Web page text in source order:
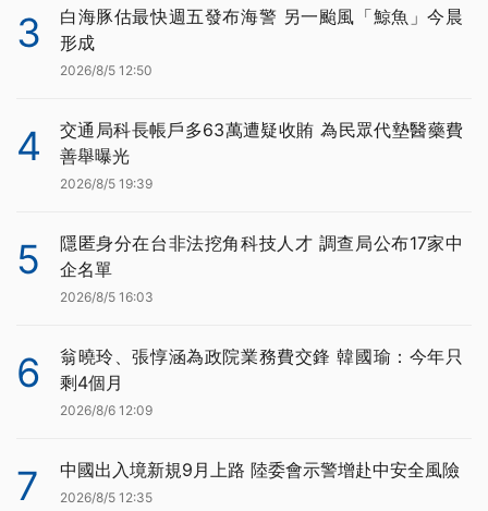
3
白海豚估最快週五發布海警 另一颱風「鯨魚」今晨
形成
2026/8/5 12:50
4
交通局科長帳戶多63萬遭疑收賄 為民眾代墊醫藥費
善舉曝光
2026/8/5 19:39
5
隱匿身分在台非法挖角科技人才 調查局公布17家中
企名單
2026/8/5 16:03
6
翁曉玲、張惇涵為政院業務費交鋒 韓國瑜：今年只
剩4個月
2026/8/6 12:09
7 中國出入境新規9月上路 陸委會示警增赴中安全風險
2026/8/5 12:35